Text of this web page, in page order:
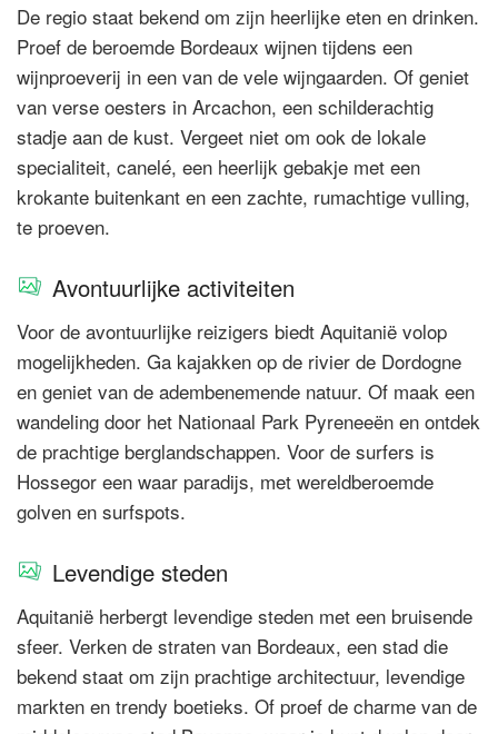
De regio staat bekend om zijn heerlijke eten en drinken.
Proef de beroemde Bordeaux wijnen tijdens een
wijnproeverij in een van de vele wijngaarden. Of geniet
van verse oesters in Arcachon, een schilderachtig
stadje aan de kust. Vergeet niet om ook de lokale
specialiteit, canelé, een heerlijk gebakje met een
krokante buitenkant en een zachte, rumachtige vulling,
te proeven.
Avontuurlijke activiteiten
Voor de avontuurlijke reizigers biedt Aquitanië volop
mogelijkheden. Ga kajakken op de rivier de Dordogne
en geniet van de adembenemende natuur. Of maak een
wandeling door het Nationaal Park Pyreneeën en ontdek
de prachtige berglandschappen. Voor de surfers is
Hossegor een waar paradijs, met wereldberoemde
golven en surfspots.
Levendige steden
Aquitanië herbergt levendige steden met een bruisende
sfeer. Verken de straten van Bordeaux, een stad die
bekend staat om zijn prachtige architectuur, levendige
markten en trendy boetieks. Of proef de charme van de